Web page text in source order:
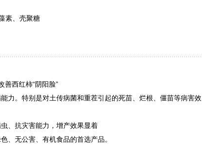
素、壳聚糖
善西红柿“阴阳脸”
力。特别是对土传病菌和重茬引起的死苗、烂根、僵苗等病害效
、抗灾害能力，增产效果显着
、无公害、有机食品的首选产品。